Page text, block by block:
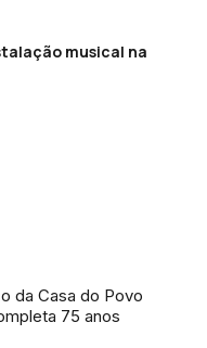
musical na
da Casa do Povo
75 anos